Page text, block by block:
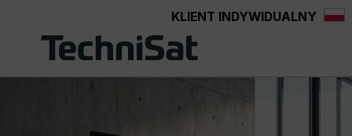
Przejdź do głównej zawartościKLIENT INDYWIDUALNY